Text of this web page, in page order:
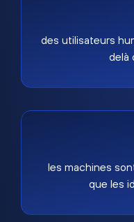
des utilisateurs
delà
les machines
que les